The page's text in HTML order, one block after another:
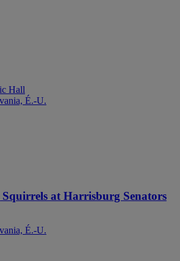
Hall
É.-U.
at Harrisburg Senators
É.-U.